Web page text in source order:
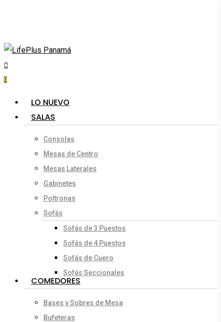
content
search
account
0
LO NUEVO
SALAS
Consolas
Mesas de Centro
Mesas Laterales
Gabinetes
Poltronas
Sofás
Sofás de 3 Puestos
Sofás de 4 Puestos
Sofás de Cuero
Sofás Seccionales
COMEDORES
Bases y Sobres de Mesa
Bufeteras